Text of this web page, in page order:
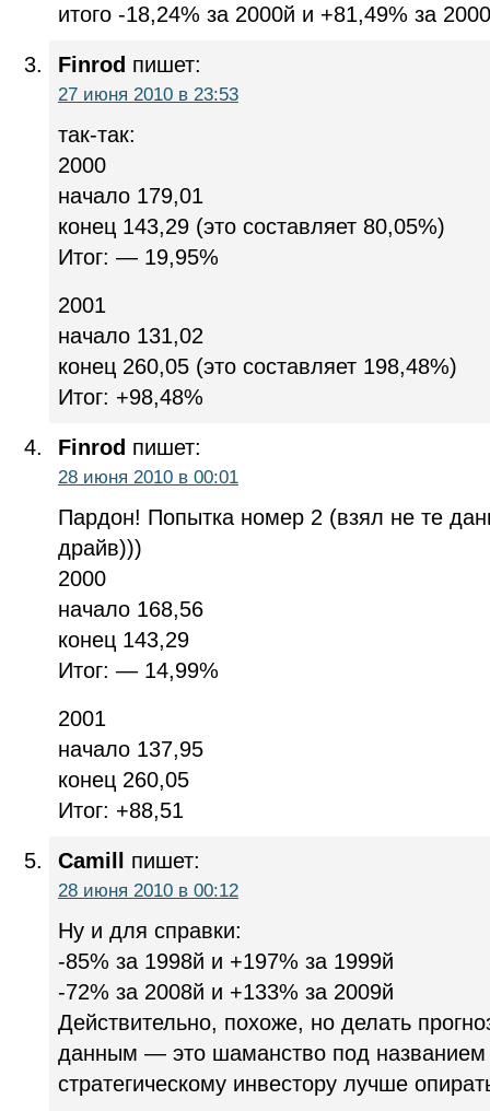
итого -18,24% за 2000й и +81,49% за
Finrod пишет:
27 июня 2010 в 23:53
так-так:
2000
начало 179,01
конец 143,29 (это составляет 80,05%)
Итог: — 19,95%
2001
начало 131,02
конец 260,05 (это составляет 198,48%)
Итог: +98,48%
Finrod пишет:
28 июня 2010 в 00:01
Пардон! Попытка номер 2 (взял не те
драйв)))
2000
начало 168,56
конец 143,29
Итог: — 14,99%
2001
начало 137,95
конец 260,05
Итог: +88,51
Camill пишет:
28 июня 2010 в 00:12
Ну и для справки:
-85% за 1998й и +197% за 1999й
-72% за 2008й и +133% за 2009й
Действительно, похоже, но делать
данным — это шаманство под названием
стратегическому инвестору лучше